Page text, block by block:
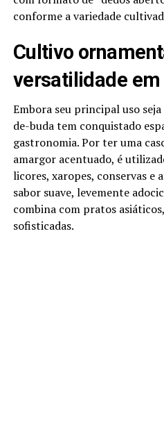
conforme a variedade
Cultivo
versatilidade
Embora seu principal uso
de-buda tem conquistado
gastronomia. Por ter uma
amargor acentuado, é
licores, xaropes, conservas e
sabor suave, levemente
combina com pratos
sofisticadas.